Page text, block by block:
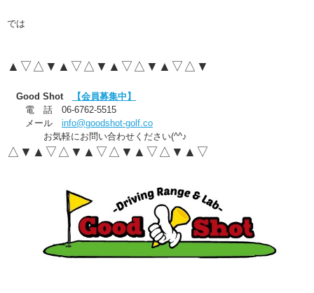
では
▲▽△▼▲▽△▼▲▽△▼▲▽△▼
Good Shot
【会員募集中】
電 話 06-6762-5515
メール info@goodshot-golf.co
お気軽にお問い合わせください(^^♪
△▼▲▽△▼▲▽△▼▲▽△▼▲▽